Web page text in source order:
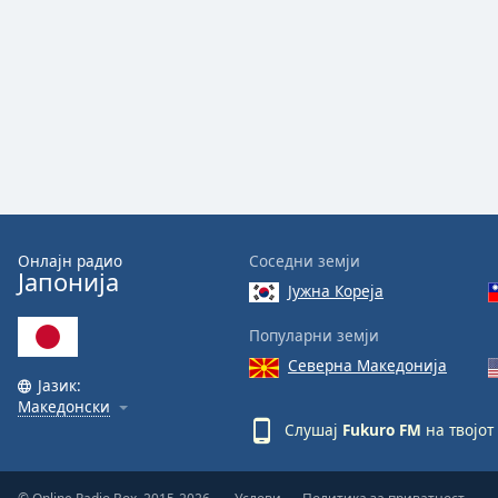
window.
Beginning
dialog
window.
Escape
will
and
Онлајн радио
Јапонија
Јазик:
Македонски
Соседни земји
Јужна Кореја
Популарни земји
Северна Македонија
Слушај Fukuro FM на